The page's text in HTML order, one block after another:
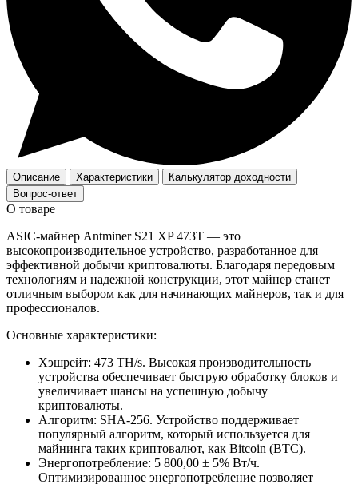
Описание Характеристики
Калькулятор доходности
Вопрос-ответ
О товаре
ASIC-майнер Antminer S21 XP 473T — это
высокопроизводительное устройство, разработанное для
эффективной добычи криптовалюты. Благодаря передовым
технологиям и надежной конструкции, этот майнер станет
отличным выбором как для начинающих майнеров, так и для
профессионалов.
Основные характеристики:
Хэшрейт: 473 TH/s. Высокая производительность
устройства обеспечивает быструю обработку блоков и
увеличивает шансы на успешную добычу
криптовалюты.
Алгоритм: SHA-256. Устройство поддерживает
популярный алгоритм, который используется для
майнинга таких криптовалют, как Bitcoin (BTC).
Энергопотребление: 5 800,00 ± 5% Вт/ч.
Оптимизированное энергопотребление позволяет